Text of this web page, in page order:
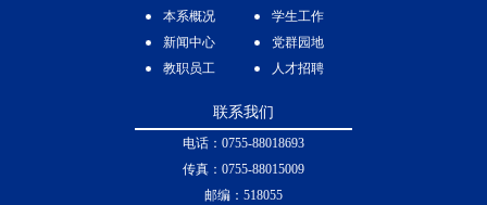
本系概况
新闻中心
教职员工
学生工作
党群园地
人才招聘
联系我们
电话：0755-88018693
传真：0755-88015009
邮编：518055